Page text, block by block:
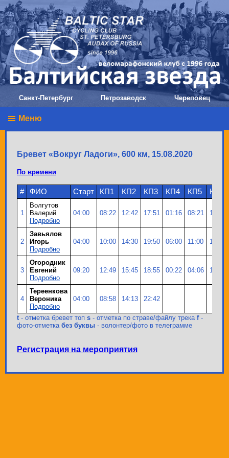
Санкт-Петербург Петрозаводск Череповец
Меню
Бревет «Вокруг Ладоги», 600 км, 15.08.2020
По времени
# ФИО Старт КП1 КП2 КП3 КП4 КП5 КП6
1
Волгутов
Валерий
Подробно
04:00 08:22 12:42 17:51 01:16 08:21 15:03
2
Завьялов
Игорь
Подробно
04:00 10:00 14:30 19:50 06:00 11:00 16:00
3
Огородник
Евгений
Подробно
09:20 12:49 15:45 18:55 00:22 04:06 10:15
4
Тереенкова
Вероника
Подробно
04:00 08:58 14:13 22:42
t- отметка бревет топ s - отметка по страве/файлу трека f-
фото-отметка без буквы - волонтер/фото в телеграмме
Регистрация на мероприятия